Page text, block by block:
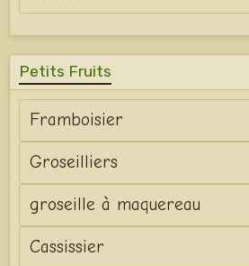
Petits Fruits
Framboisier
Groseilliers
groseille à maquereau
Cassissier